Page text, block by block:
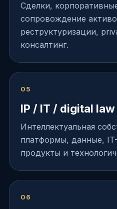
Сделки,
сопровождение
реструктуризации,
консалтинг.
05
IP / IT / digital law
Интеллектуальная
платформы, данные,
продукты и
06